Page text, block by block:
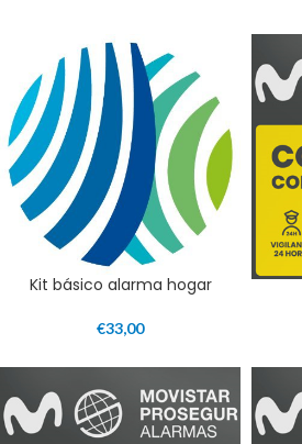
Kit básico alarma hogar
€33,00